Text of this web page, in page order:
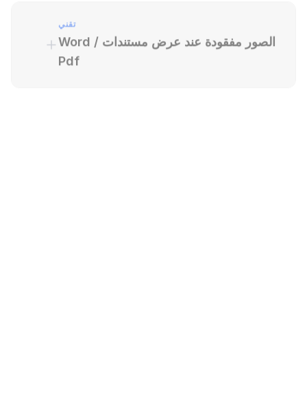
تقني
الصور مفقودة عند عرض مستندات Word /
Pdf